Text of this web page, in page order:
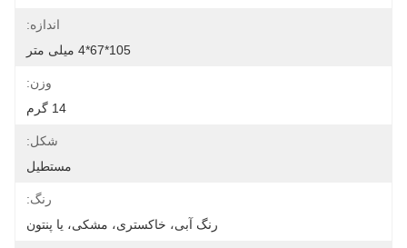
اندازه:
105*67*4 میلی متر
وزن:
14 گرم
شکل:
مستطیل
رنگ:
رنگ آبی، خاکستری، مشکی، یا پنتون